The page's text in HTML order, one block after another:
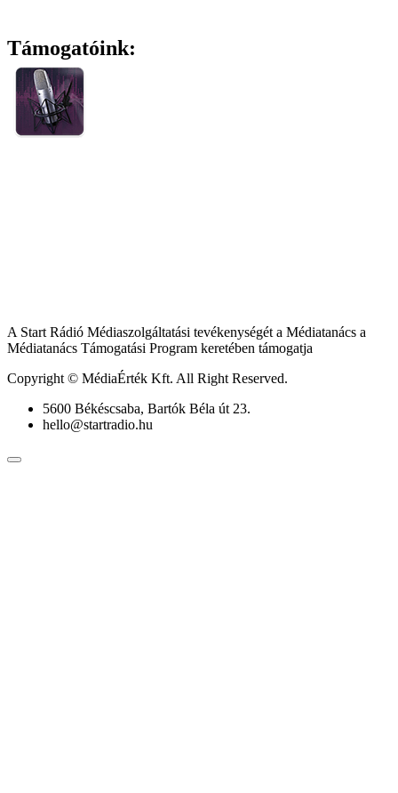
Támogatóink:
A Start Rádió Médiaszolgáltatási tevékenységét a Médiatanács a
Médiatanács Támogatási Program keretében támogatja
Copyright © MédiaÉrték Kft. All Right Reserved.
5600 Békéscsaba, Bartók Béla út 23.
hello@startradio.hu